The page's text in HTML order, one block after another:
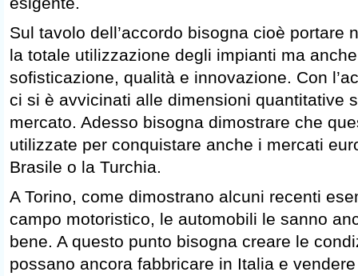
Sul tavolo dell’accordo bisogna cioè portare
la totale utilizzazione degli impianti ma
sofisticazione, qualità e innovazione. Con
ci si è avvicinati alle dimensioni quantitative
mercato. Adesso bisogna dimostrare che
utilizzate per conquistare anche i mercati
Brasile o la Turchia.
A Torino, come dimostrano alcuni recenti
campo motoristico, le automobili le sanno
bene. A questo punto bisogna creare le
possano ancora fabbricare in Italia e